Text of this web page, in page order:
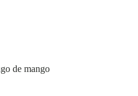
de mango